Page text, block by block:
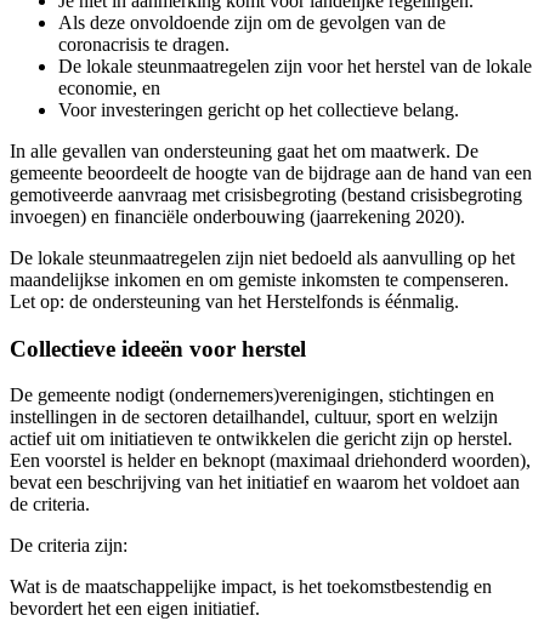
Als deze onvoldoende zijn om de gevolgen van de
coronacrisis te dragen.
De lokale steunmaatregelen zijn voor het herstel van de lokale
economie, en
Voor investeringen gericht op het collectieve belang.
In alle gevallen van ondersteuning gaat het om maatwerk. De
gemeente beoordeelt de hoogte van de bijdrage aan de hand van een
gemotiveerde aanvraag met crisisbegroting (bestand crisisbegroting
invoegen) en financiële onderbouwing (jaarrekening 2020).
De lokale steunmaatregelen zijn niet bedoeld als aanvulling op het
maandelijkse inkomen en om gemiste inkomsten te compenseren.
Let op: de ondersteuning van het Herstelfonds is éénmalig.
Collectieve ideeën voor herstel
De gemeente nodigt (ondernemers)verenigingen, stichtingen en
instellingen in de sectoren detailhandel, cultuur, sport en welzijn
actief uit om initiatieven te ontwikkelen die gericht zijn op herstel.
Een voorstel is helder en beknopt (maximaal driehonderd woorden),
bevat een beschrijving van het initiatief en waarom het voldoet aan
de criteria.
De criteria zijn:
Wat is de maatschappelijke impact, is het toekomstbestendig en
bevordert het een eigen initiatief.